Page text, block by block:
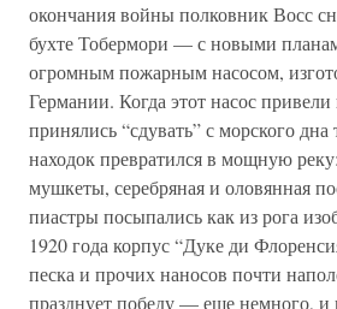
окончания войны полковник Восс
бухте Тобермори — с новыми
огромным пожарным насосом,
Германии. Когда этот насос привели
принялись “сдувать” с морского
находок превратился в мощную
мушкеты, серебряная и оловянная
пиастры посыпались как из рога
1920 года корпус “Дуке ди
песка и прочих наносов почти
празднует победу — еще немного, и